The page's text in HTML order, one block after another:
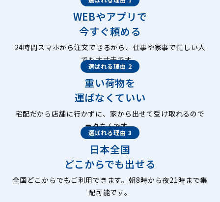
WEBやアプリで
今すぐ頼める
24時間スマホから注文できるから、仕事や家事で忙しい人
でも大丈夫です。
選ばれる理由 2
重い荷物を
運ばなくていい
宅配だから店舗に行かずに、家から出せて受け取れるので
ラクちんです。
選ばれる理由 3
日本全国
どこからでも出せる
全国どこからでもご利用できます。朝8時から夜21時まで集
配可能です。